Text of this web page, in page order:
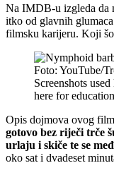
Na IMDB-u izgleda da
itko od glavnih
filmsku karijeru. Koji
Foto: YouTube/
Screenshots
here for
Opis dojmova ovog
gotovo bez riječi trče
urlaju i skiče te se
oko sat i dvadeset